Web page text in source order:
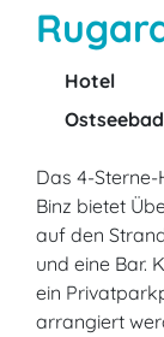
Hotel
Das 4-
Binz bietet
auf den
und eine Bar.
ein
arrangiert